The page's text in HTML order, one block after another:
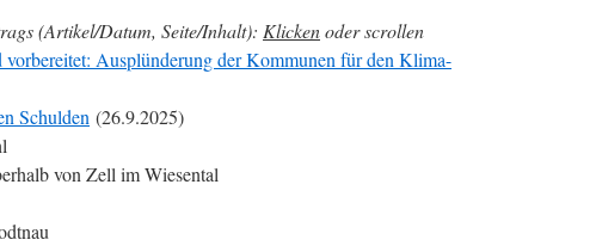
(Artikel/Datum, Seite/Inhalt): Klickenoder scrollen
Ausplünderung der Kommunen für den Klima-
Schulden (26.9.2025)
von Zell im Wiesental